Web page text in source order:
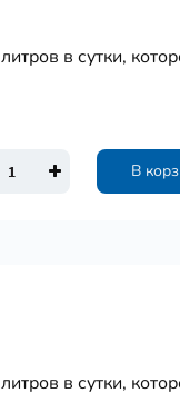
в сутки,
В
в сутки,